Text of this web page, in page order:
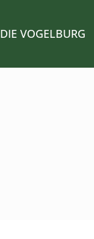
DIE VOGELBURG